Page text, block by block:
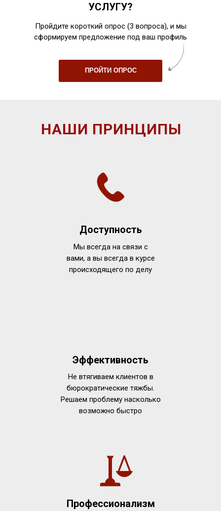
ПРОЙТИ ОПРОС
Пройдите короткий опрос (3 вопроса), и мы
сформируем предложение под ваш профиль
УСЛУГУ?
Доступность
Мы всегда на связи с
вами, а вы всегда в курсе
происходящего по делу
Эффективность
Не втягиваем клиентов в
бюрократические тяжбы.
Решаем проблему насколько
возможно быстро
Профессионализм
НАШИ ПРИНЦИПЫ